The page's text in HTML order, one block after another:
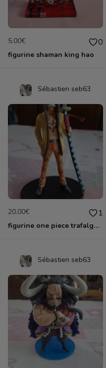
5.00€ 0
figurine shaman king hao
Sébastien seb63
20.00€ 1
figurine one piece trafalga law officielle
Sébastien seb63